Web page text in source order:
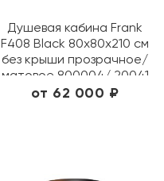
Душевая кабина Frank
F408 Black 80х80х210 см
без крыши прозрачное/
матовое 800004/ 20041
от 62 000 ₽